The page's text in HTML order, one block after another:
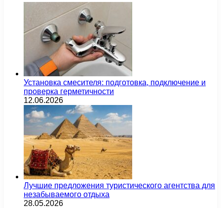
Установка смесителя: подготовка, подключение и
проверка герметичности
12.06.2026
Лучшие предложения туристического агентства для
незабываемого отдыха
28.05.2026